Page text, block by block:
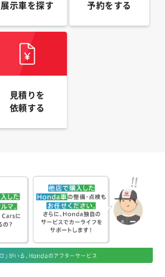
展示車を探す
予約をする
見積りを
依頼する